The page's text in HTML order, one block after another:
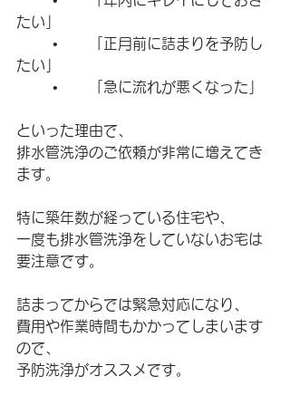
たい」
たい」
	•	「急に流れが悪くなった」
といった理由で、
排水管洗浄のご依頼が非常に増えてき
ます。
特に築年数が経っている住宅や、
一度も排水管洗浄をしていないお宅は
要注意です。
詰まってからでは緊急対応になり、
費用や作業時間もかかってしまいます
ので、
予防洗浄がオススメです。